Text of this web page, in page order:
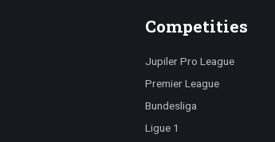
Competities
Jupiler Pro League
Premier League
Bundesliga
Ligue 1